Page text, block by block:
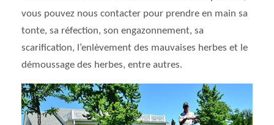
vous pouvez nous contacter pour prendre en main sa
tonte, sa réfection, son engazonnement, sa
scarification, l’enlèvement des mauvaises herbes et le
démoussage des herbes, entre autres.